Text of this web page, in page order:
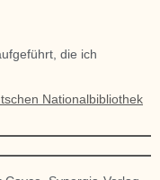
die ich
Nationalbibliothek